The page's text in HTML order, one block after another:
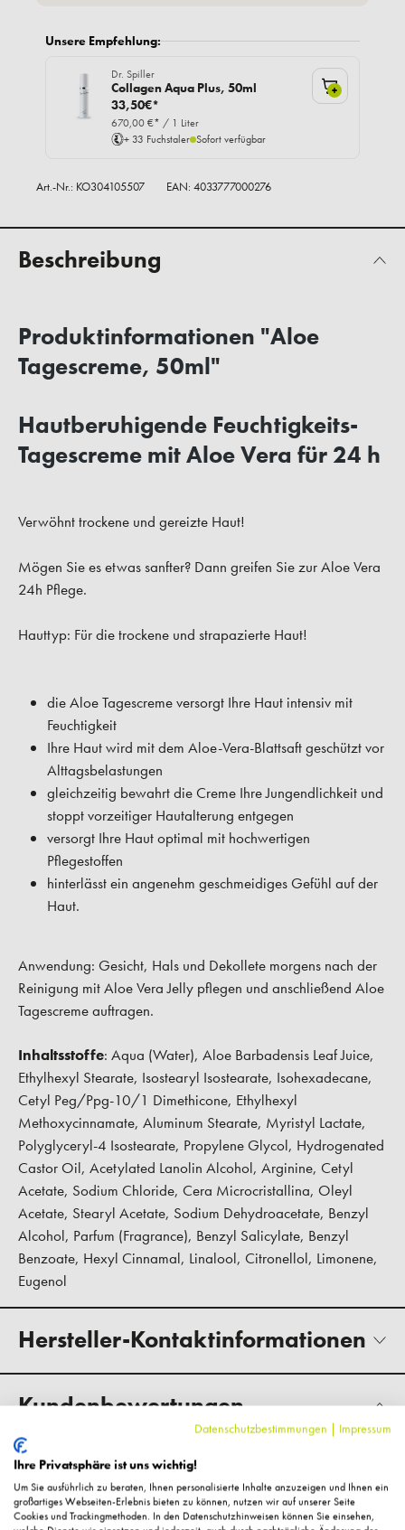
Unsere Empfehlung:
Dr. Spiller
Collagen Aqua Plus, 50ml
33,50€*
670,00 €* / 1 Liter
+ 33 Fuchstaler Sofort verfügbar
+
Art.-Nr.: KO304105507 EAN: 4033777000276
Beschreibung
Produktinformationen "Aloe
Tagescreme, 50ml"
Hautberuhigende Feuchtigkeits-
Tagescreme mit Aloe Vera für 24 h
Verwöhnt trockene und gereizte Haut!
Mögen Sie es etwas sanfter? Dann greifen Sie zur Aloe Vera
24h Pflege.
Hauttyp: Für die trockene und strapazierte Haut!
die Aloe Tagescreme versorgt Ihre Haut intensiv mit
Feuchtigkeit
Ihre Haut wird mit dem Aloe-Vera-Blattsaft geschützt vor
Alttagsbelastungen
gleichzeitig bewahrt die Creme Ihre Jungendlichkeit und
stoppt vorzeitiger Hautalterung entgegen
versorgt Ihre Haut optimal mit hochwertigen
Pflegestoffen
hinterlässt ein angenehm geschmeidiges Gefühl auf der
Haut.
Anwendung: Gesicht, Hals und Dekollete morgens nach der
Reinigung mit Aloe Vera Jelly pflegen und anschließend Aloe
Tagescreme auftragen.
Inhaltsstoffe: Aqua (Water), Aloe Barbadensis Leaf Juice,
Ethylhexyl Stearate, Isostearyl Isostearate, Isohexadecane,
Cetyl Peg/Ppg-10/1 Dimethicone, Ethylhexyl
Methoxycinnamate, Aluminum Stearate, Myristyl Lactate,
Polyglyceryl-4 Isostearate, Propylene Glycol, Hydrogenated
Castor Oil, Acetylated Lanolin Alcohol, Arginine, Cetyl
Acetate, Sodium Chloride, Cera Microcristallina, Oleyl
Acetate, Stearyl Acetate, Sodium Dehydroacetate, Benzyl
Alcohol, Parfum (Fragrance), Benzyl Salicylate, Benzyl
Benzoate, Hexyl Cinnamal, Linalool, Citronellol, Limonene,
Eugenol
Hersteller-Kontaktinformationen
Kundenbewertungen
Fragen zum Artikel?
Datenschutzbestimmungen | Impressum
Ihre Privatsphäre ist uns wichtig!
Um Sie ausführlich zu beraten, Ihnen personalisierte Inhalte anzuzeigen und Ihnen ein
großartiges Webseiten-Erlebnis bieten zu können, nutzen wir auf unserer Seite
Cookies und Trackingmethoden. In den Datenschutzhinweisen können Sie einsehen,